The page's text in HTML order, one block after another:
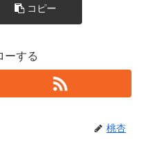
コピー
ーする
桃杏